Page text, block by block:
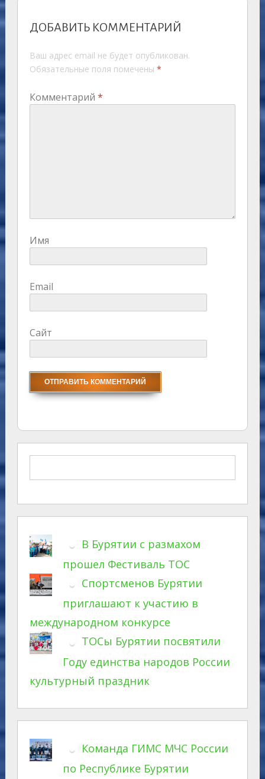
ДОБАВИТЬ КОММЕНТАРИЙ
Ваш адрес email не будет опубликован.
Обязательные поля помечены *
Комментарий *
Имя
Email
Сайт
В Бурятии с размахом
прошел Фестиваль ТОС
Спортсменов Бурятии
приглашают к участию в
международном конкурсе
ТОСы Бурятии посвятили
Году единства народов России
культурный праздник
Команда ГИМС МЧС России
по Республике Бурятии